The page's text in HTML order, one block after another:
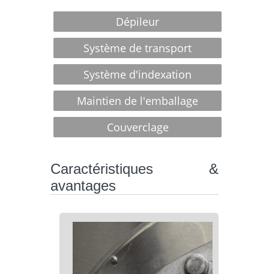
Dépileur
Système de transport
Système d'indexation
Maintien de l'emballage
Couverclage
Caractéristiques &
avantages